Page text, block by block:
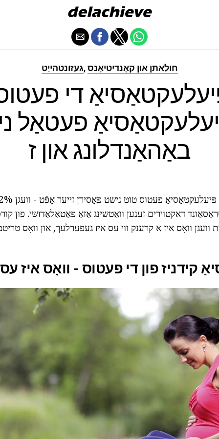
געזונטהייַט, חולאתן און קאָנדיטיאָנס
די
פעטאַל
באַהאַנדלונג און ז
דאקטוירים זענען וואַטשינג אַזאַ פּאַטאַלאַדזשי. פון
וואָס איז אַ קרענק ווי עס איז געפערלעך, און וואָס
קידניז פון די פעטוס - וואָס איז